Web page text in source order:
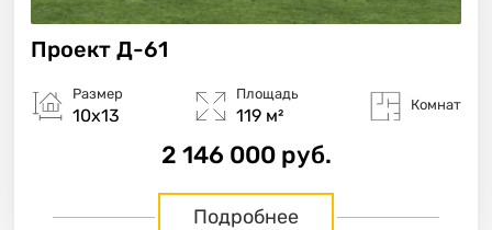
Проект Д-61
Размер
10х13
Площадь
119 м²
Комнат
2 146 000 руб.
Подробнее